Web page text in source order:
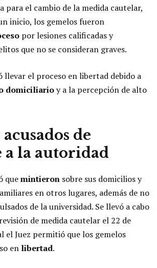
para el cambio de la medida cautelar,
inicio, los gemelos fueron
por lesiones calificadas y
que no se consideran graves.
llevar el proceso en libertad debido a
domiciliarioy a la percepción de alto
de
la autoridad
quemintieron sobre sus domicilios y
en otros lugares, además de no
de la universidad. Se llevó a cabo
de medida cautelar el 22 de
el Juez permitió que los gemelos
en libertad.